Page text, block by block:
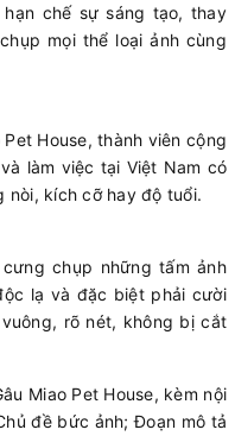
chế sự sáng tạo, thay
mọi thể loại ảnh cùng
House, thành viên cộng
làm việc tại Việt Nam có
nòi, kích cỡ hay độ tuổi.
chụp những tấm ảnh
lạ và đặc biệt phải cười
rõ nét, không bị cắt
Miao Pet House, kèm nội
đề bức ảnh; Đoạn mô tả